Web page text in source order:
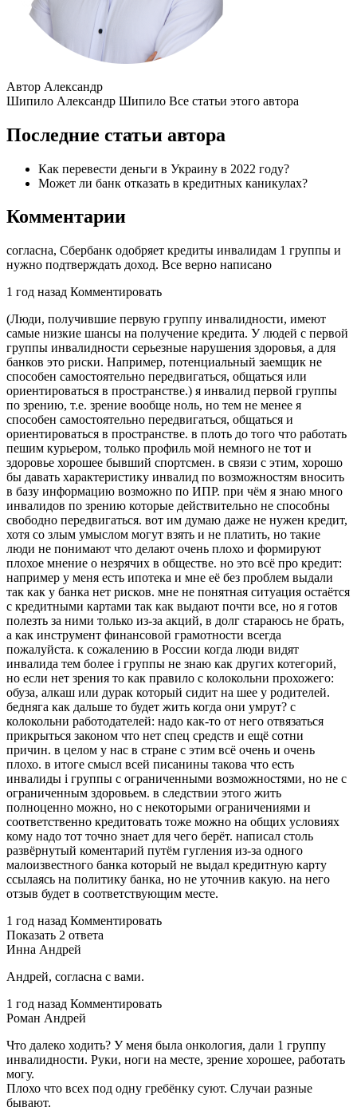
Автор Александр
Шипило Александр Шипило Все статьи этого автора
Последние статьи автора
Как перевести деньги в Украину в 2022 году?
Может ли банк отказать в кредитных каникулах?
Комментарии
согласна, Сбербанк одобряет кредиты инвалидам 1 группы и
нужно подтверждать доход. Все верно написано
1 год назад Комментировать
(Люди, получившие первую группу инвалидности, имеют
самые низкие шансы на получение кредита. У людей с первой
группы инвалидности серьезные нарушения здоровья, а для
банков это риски. Например, потенциальный заемщик не
способен самостоятельно передвигаться, общаться или
ориентироваться в пространстве.) я инвалид первой группы
по зрению, т.е. зрение вообще ноль, но тем не менее я
способен самостоятельно передвигаться, общаться и
ориентироваться в пространстве. в плоть до того что работать
пешим курьером, только профиль мой немного не тот и
здоровье хорошее бывший спортсмен. в связи с этим, хорошо
бы давать характеристику инвалид по возможностям вносить
в базу информацию возможно по ИПР. при чём я знаю много
инвалидов по зрению которые действительно не способны
свободно передвигаться. вот им думаю даже не нужен кредит,
хотя со злым умыслом могут взять и не платить, но такие
люди не понимают что делают очень плохо и формируют
плохое мнение о незрячих в обществе. но это всё про кредит:
например у меня есть ипотека и мне её без проблем выдали
так как у банка нет рисков. мне не понятная ситуация остаётся
с кредитными картами так как выдают почти все, но я готов
полезть за ними только из-за акций, в долг стараюсь не брать,
а как инструмент финансовой грамотности всегда
пожалуйста. к сожалению в России когда люди видят
инвалида тем более i группы не знаю как других котегорий,
но если нет зрения то как правило с колокольни прохожего:
обуза, алкаш или дурак который сидит на шее у родителей.
бедняга как дальше то будет жить когда они умрут? с
колокольни работодателей: надо как-то от него отвязаться
прикрыться законом что нет спец средств и ещё сотни
причин. в целом у нас в стране с этим всё очень и очень
плохо. в итоге смысл всей писанины такова что есть
инвалиды i группы с ограниченными возможностями, но не с
ограниченным здоровьем. в следствии этого жить
полноценно можно, но с некоторыми ограничениями и
соответственно кредитовать тоже можно на общих условиях
кому надо тот точно знает для чего берёт. написал столь
развёрнутый коментарий путём гугления из-за одного
малоизвестного банка который не выдал кредитную карту
ссылаясь на политику банка, но не уточнив какую. на него
отзыв будет в соответствующим месте.
1 год назад Комментировать
Показать 2 ответа
Инна Андрей
Андрей, согласна с вами.
1 год назад Комментировать
Роман Андрей
Что далеко ходить? У меня была онкология, дали 1 группу
инвалидности. Руки, ноги на месте, зрение хорошее, работать
могу.
Плохо что всех под одну гребёнку суют. Случаи разные
бывают.